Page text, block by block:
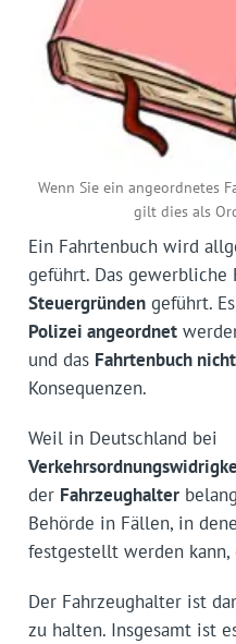
Wenn Sie ein angeordnetes
gilt dies als
Ein Fahrtenbuch wird
geführt. Das gewerbliche
Steuergründengeführt.
Polizei angeordnet
und das Fahrtenbuch
Konsequenzen.
Weil in Deutschland bei
der Fahrzeughalter
Behörde in Fällen, in
festgestellt werden kann,
Der Fahrzeughalter ist
zu halten. Insgesamt ist